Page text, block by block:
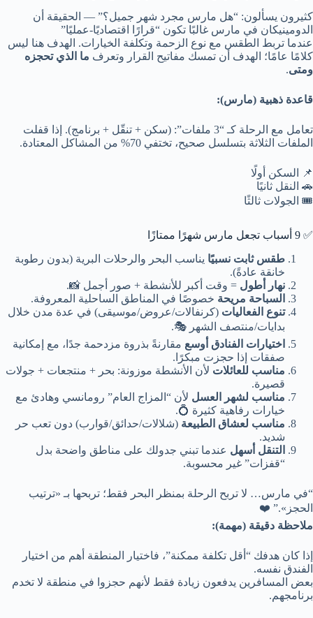
كثيرون يسألون: “هل مارس مجرد شهر جميل؟” — الحقيقة أن
الدومينيكان في مارس غالبًا تكون “قرارًا اقتصاديًا-عمليًا”
عندما تربط الطقس مع نوع الزحمة وتكلفة الخيارات. الهدف هنا ليس
كلامًا عامًا؛ الهدف أن تمسك مفاتيح القرار وتعرف ما الذي تحجزه
ومتى.
قاعدة ذهبية (مارس):
تعامل مع الرحلة كـ “3 ملفات”: (سكن + تنقّل + برنامج). إذا قفلت
الملفات الثلاثة بتسلسل صحيح، تختفي 70% من المشاكل المعتادة.
📌 السكن أولًا
🚗 النقل ثانيًا
🎟️ الجولات ثالثًا
✅ 9 أسباب تجعل مارس شهرًا ممتازًا
طقس ثابت نسبيًا يناسب البحر والرحلات البرية (بدون رطوبة
خانقة عادةً).
نهار أطول = وقت أكبر للأنشطة + صور أجمل 📸.
السباحة مريحة خصوصًا في المناطق الساحلية المعروفة.
تنوع الفعاليات (كرنفالات/عروض/موسيقى) في عدة مدن خلال
بدايات/منتصف الشهر 🎭.
اختيارات الفنادق أوسع مقارنةً بذروة مزدحمة جدًا، مع إمكانية
صفقات إذا حجزت مبكرًا.
مناسب للعائلات لأن الأنشطة موزونة: بحر + منتجعات + جولات
قصيرة.
مناسب لشهر العسل لأن “المزاج العام” رومانسي وهادئ مع
خيارات رفاهية كثيرة 💍.
مناسب لعشاق الطبيعة (شلالات/حدائق/قوارب) دون تعب حر
شديد.
التنقل أسهل عندما تبني جدولك على مناطق واضحة بدل
“قفزات” غير محسوبة.
“في مارس… لا تربح الرحلة بمنظر البحر فقط؛ تربحها بـ «ترتيب
الحجز».” ❤️
ملاحظة دقيقة (مهمة):
إذا كان هدفك “أقل تكلفة ممكنة”، فاختيار المنطقة أهم من اختيار
الفندق نفسه.
بعض المسافرين يدفعون زيادة فقط لأنهم حجزوا في منطقة لا تخدم
برنامجهم.